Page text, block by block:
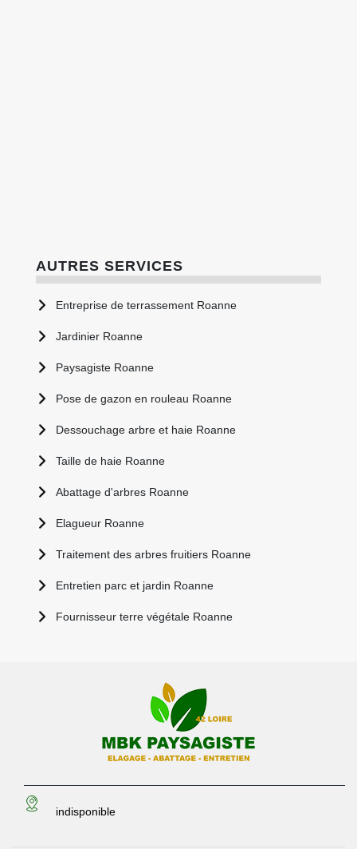
AUTRES SERVICES
Entreprise de terrassement Roanne
Jardinier Roanne
Paysagiste Roanne
Pose de gazon en rouleau Roanne
Dessouchage arbre et haie Roanne
Taille de haie Roanne
Abattage d'arbres Roanne
Elagueur Roanne
Traitement des arbres fruitiers Roanne
Entretien parc et jardin Roanne
Fournisseur terre végétale Roanne
indisponible